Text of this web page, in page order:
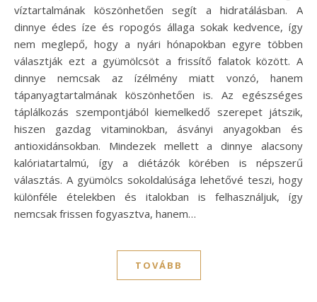
víztartalmának köszönhetően segít a hidratálásban. A
dinnye édes íze és ropogós állaga sokak kedvence, így
nem meglepő, hogy a nyári hónapokban egyre többen
választják ezt a gyümölcsöt a frissítő falatok között. A
dinnye nemcsak az ízélmény miatt vonzó, hanem
tápanyagtartalmának köszönhetően is. Az egészséges
táplálkozás szempontjából kiemelkedő szerepet játszik,
hiszen gazdag vitaminokban, ásványi anyagokban és
antioxidánsokban. Mindezek mellett a dinnye alacsony
kalóriatartalmú, így a diétázók körében is népszerű
választás. A gyümölcs sokoldalúsága lehetővé teszi, hogy
különféle ételekben és italokban is felhasználjuk, így
nemcsak frissen fogyasztva, hanem…
TOVÁBB